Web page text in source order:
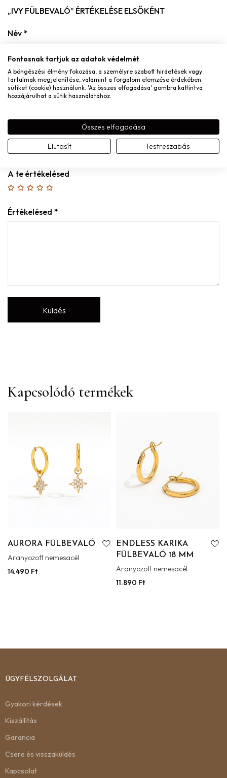
„IVY FÜLBEVALÓ” ÉRTÉKELÉSE ELSŐKÉNT
Név *
E-mail*
A nevem, e-mail címem, és weboldalcímem mentése a
böngészőben a következő hozzászólásomhoz.
A te értékelésed
Értékelésed *
Kapcsolódó termékek
AURORA FÜLBEVALÓ
Aranyozott nemesacél
14.490 Ft
ENDLESS KARIKA
FÜLBEVALÓ 18 MM
Aranyozott nemesacél
11.890 Ft
ÜGYFÉLSZOLGÁLAT
Gyakori kérdések
Kiszállítás
Garancia
Csere és visszaküldés
Kapcsolat
Fontosnak tartjuk az adatok védelmét
A böngészési élmény fokozása, a személyre szabott hirdetések vagy
tartalmak megjelenítése, valamint a forgalom elemzése érdekében
sütiket (cookie) használunk. 'Az összes elfogadása' gombra kattintva
hozzájárulhat a sütik használatához.
Összes elfogadása
Elutasít Testreszabás